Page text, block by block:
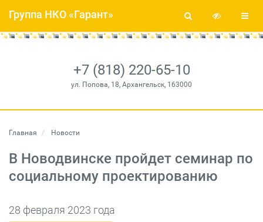
+7 (818) 220-65-10
ул. Попова, 18, Архангельск, 163000
Группа НКО «Гарант»
Главная Новости
В Новодвинске пройдет семинар по
социальному проектированию
28 февраля 2023 года